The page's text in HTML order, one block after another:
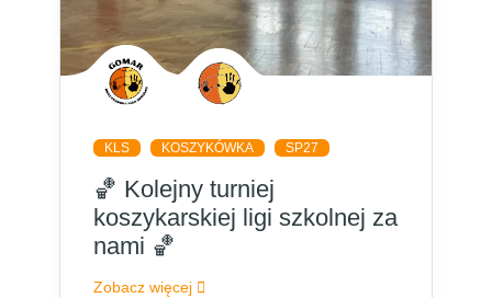
KLS KOSZYKÓWKA SP27
🏀 Kolejny turniej
koszykarskiej ligi szkolnej za
nami 🏀
Zobacz więcej